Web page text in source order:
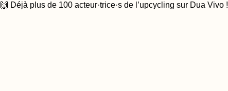
🙌 Déjà plus de 100 acteur·trice·s de l’upcycling sur Dua Vivo !